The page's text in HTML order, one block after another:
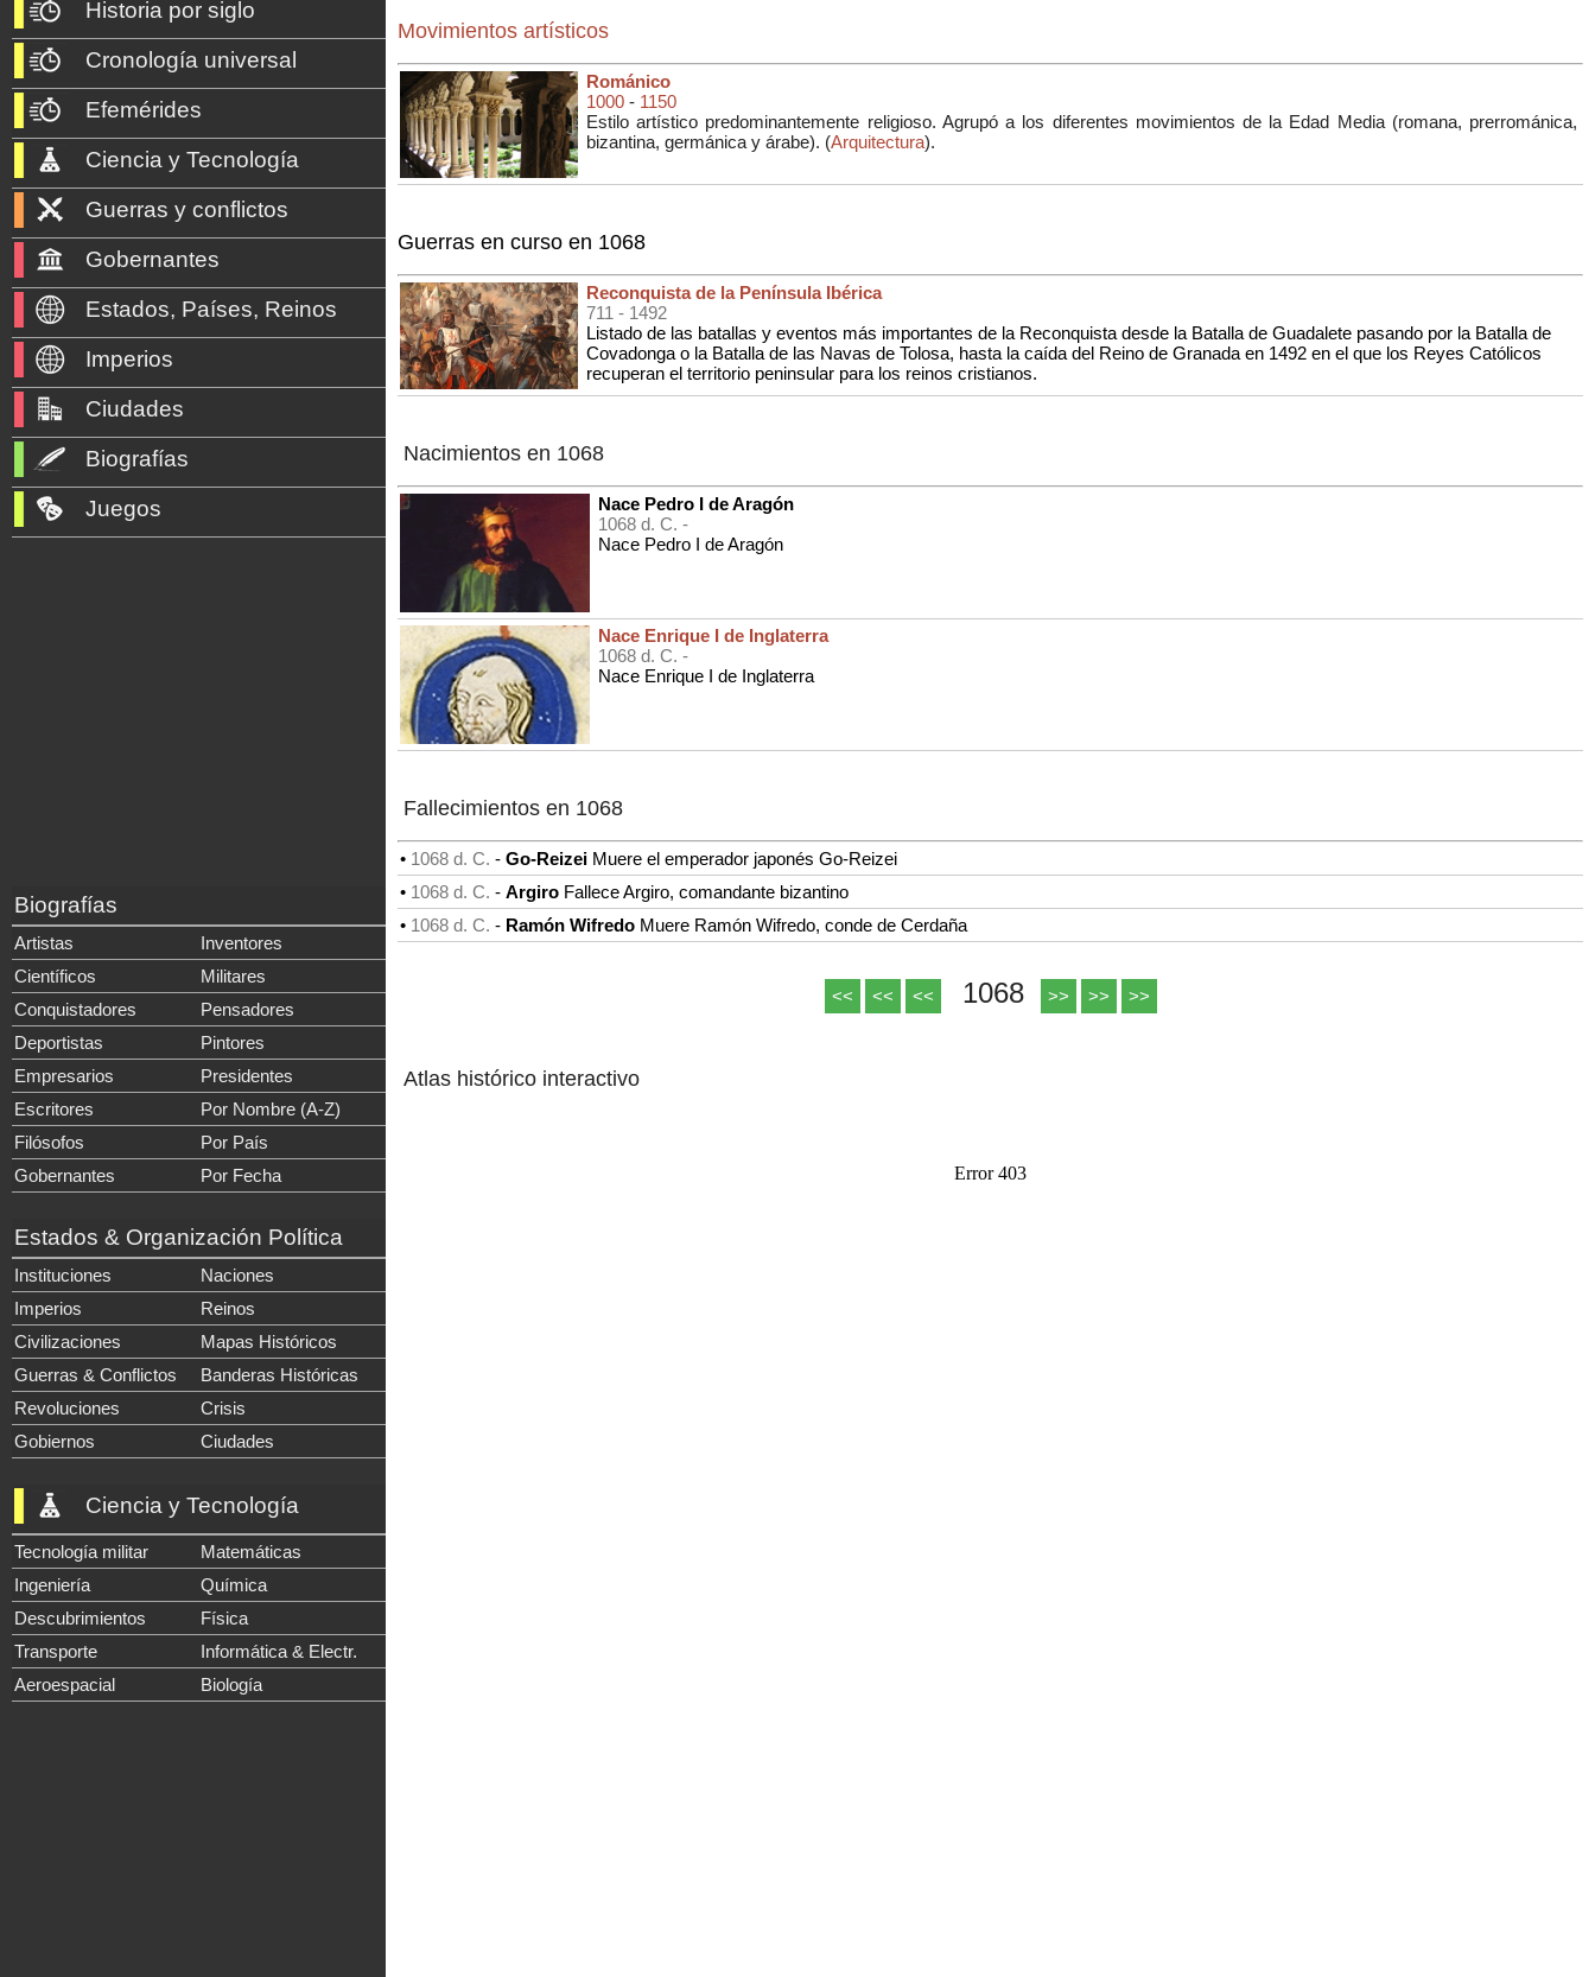
Movimientos artísticos
Románico
1000 - 1150
Estilo artístico predominantemente religioso. Agrupó a los diferentes movimientos de la Edad Media (romana, prerrománica,
bizantina, germánica y árabe). (Arquitectura).
Guerras en curso en 1068
Reconquista de la Península Ibérica
711 - 1492
Listado de las batallas y eventos más importantes de la Reconquista desde la Batalla de Guadalete pasando por la Batalla de
Covadonga o la Batalla de las Navas de Tolosa, hasta la caída del Reino de Granada en 1492 en el que los Reyes Católicos
recuperan el territorio peninsular para los reinos cristianos.
Nacimientos en 1068
Nace Pedro I de Aragón
1068 d. C. -
Nace Pedro I de Aragón
Nace Enrique I de Inglaterra
1068 d. C. -
Nace Enrique I de Inglaterra
Fallecimientos en 1068
• 1068 d. C. - Go-Reizei Muere el emperador japonés Go-Reizei
• 1068 d. C. - Argiro Fallece Argiro, comandante bizantino
• 1068 d. C. - Ramón Wifredo Muere Ramón Wifredo, conde de Cerdaña
<< << << 1068 >> >> >>
Atlas histórico interactivo
Historia por siglo
Cronología universal
Efemérides
Ciencia y Tecnología
Guerras y conflictos
Gobernantes
Estados, Países, Reinos
Imperios
Ciudades
Biografías
Juegos
Biografías
Artistas
Inventores
Científicos
Militares
Conquistadores
Pensadores
Deportistas
Pintores
Empresarios
Presidentes
Escritores
Por Nombre (A-Z)
Filósofos
Por País
Gobernantes
Por Fecha
Estados & Organización Política
Instituciones
Naciones
Imperios
Reinos
Civilizaciones
Mapas Históricos
Guerras & Conflictos
Banderas Históricas
Revoluciones
Crisis
Gobiernos
Ciudades
Ciencia y Tecnología
Tecnología militar
Matemáticas
Ingeniería
Química
Descubrimientos
Física
Transporte
Informática & Electr.
Aeroespacial
Biología